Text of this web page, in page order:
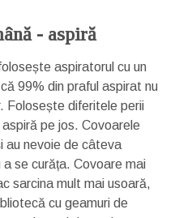
- aspiră
aspiratorul cu un
99% din praful aspirat nu
Folosește diferitele perii
pe jos. Covoarele
au nevoie de câteva
se curăța. Covoare mai
sarcina mult mai usoară,
cu geamuri de